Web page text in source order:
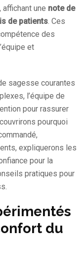
une note de
de patients. Ces
des
et
sagesse courantes
l’équipe de
pour rassurer
pourquoi
expliquerons les
pour la
pratiques pour
du